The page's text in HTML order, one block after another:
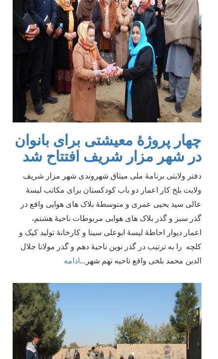
چهار پروژۀ معیشتی برای بانوان
در شهر مزار شریف افتتاح شد
دفتر ولایتی برنامۀ ملی میثاق شهروندی شهر مزار شریف
ولایت بلخ کار اعمار دو باب کودکستان برای مکاتب لیسۀ
عالی سید یحیی عمری و متوسطۀ بلاک های هوایی واقع در
گذر سبز و گذر بلاک های هوایی مربوطات ناحیۀ هشتم،
اعمار دیوار احاطۀ لیسۀ ابوعلی سینا و کارخانۀ تولید کیک و
کلچه را به ترتیب در گذر نوین ناحیۀ دهم و گذر مولانا جلال
الدین محمد بلخی واقع ناحیه نهم شهر... ادامه